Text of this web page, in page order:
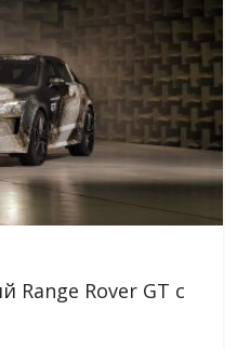
Range Rover GT с